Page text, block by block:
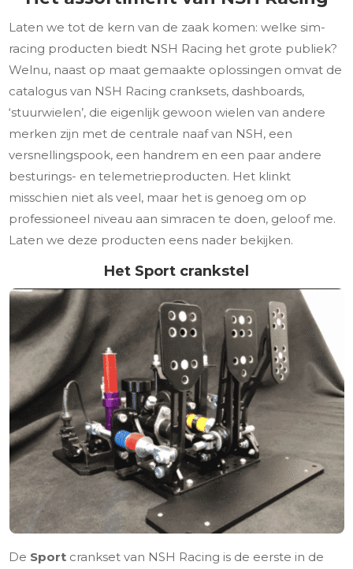
Laten we tot de kern van de zaak komen: welke sim-
racing producten biedt NSH Racing het grote publiek?
Welnu, naast op maat gemaakte oplossingen omvat de
catalogus van NSH Racing cranksets, dashboards,
‘stuurwielen’, die eigenlijk gewoon wielen van andere
merken zijn met de centrale naaf van NSH, een
versnellingspook, een handrem en een paar andere
besturings- en telemetrieproducten. Het klinkt
misschien niet als veel, maar het is genoeg om op
professioneel niveau aan simracen te doen, geloof me.
Laten we deze producten eens nader bekijken.
Het Sport crankstel
De Sport crankset van NSH Racing is de eerste in de